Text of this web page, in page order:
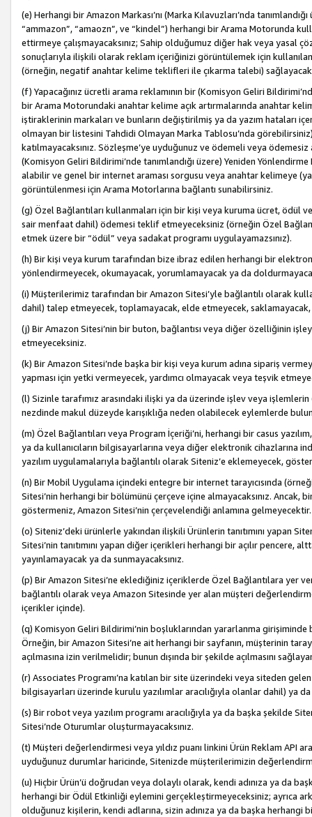
(e) Herhangi bir Amazon Markası’nı (Marka Kılavuzları’nda
“ammazon”, “amaozn”, ve “kindel”) herhangi bir Arama Motorunda
ettirmeye çalışmayacaksınız; Sahip olduğumuz diğer hak veya yasal
sonuçlarıyla ilişkili olarak reklam içeriğinizi görüntülemek için
(örneğin, negatif anahtar kelime teklifleri ile çıkarma talebi)
(f) Yapacağınız ücretli arama reklamının bir (Komisyon Geliri
bir Arama Motorundaki anahtar kelime açık artırmalarında anahtar
iştiraklerinin markaları ve bunların değiştirilmiş ya da yazım hataları
olmayan bir listesini Tahdidi Olmayan Marka Tablosu’nda
katılmayacaksınız. Sözleşme’ye uyduğunuz ve ödemeli veya
(Komisyon Geliri Bildirimi’nde tanımlandığı üzere) Yeniden
alabilir ve genel bir internet araması sorgusu veya anahtar kelimeye
görüntülenmesi için Arama Motorlarına bağlantı sunabilirsiniz.
(g) Özel Bağlantıları kullanmaları için bir kişi veya kuruma ücret, ödül
sair menfaat dahil) ödemesi teklif etmeyeceksiniz (örneğin Özel
etmek üzere bir “ödül” veya sadakat programı uygulayamazsınız).
(h) Bir kişi veya kurum tarafından bize ibraz edilen herhangi bir
yönlendirmeyecek, okumayacak, yorumlamayacak ya da
(i) Müşterilerimiz tarafından bir Amazon Sitesi’yle bağlantılı olarak
dahil) talep etmeyecek, toplamayacak, elde etmeyecek,
(j) Bir Amazon Sitesi’nin bir buton, bağlantısı veya diğer özelliğinin
etmeyeceksiniz.
(k) Bir Amazon Sitesi’nde başka bir kişi veya kurum adına sipariş
yapması için yetki vermeyecek, yardımcı olmayacak veya teşvik
(l) Sizinle tarafımız arasındaki ilişki ya da üzerinde işlev veya
nezdinde makul düzeyde karışıklığa neden olabilecek eylemlerde
(m) Özel Bağlantıları veya Program İçeriği’ni, herhangi bir casus
ya da kullanıcıların bilgisayarlarına veya diğer elektronik
yazılım uygulamalarıyla bağlantılı olarak Siteniz’e eklemeyecek,
(n) Bir Mobil Uygulama içindeki entegre bir internet tarayıcısında
Sitesi’nin herhangi bir bölümünü çerçeve içine almayacaksınız. Ancak,
göstermeniz, Amazon Sitesi’nin çerçevelendiği anlamına gelmeyecektir.
(o) Siteniz’deki ürünlerle yakından ilişkili Ürünlerin tanıtımını yapan
Sitesi’nin tanıtımını yapan diğer içerikleri herhangi bir açılır pencere,
yayınlamayacak ya da sunmayacaksınız.
(p) Bir Amazon Sitesi’ne eklediğiniz içeriklerde Özel Bağlantılara yer
bağlantılı olarak veya Amazon Sitesinde yer alan müşteri
içerikler içinde).
(q) Komisyon Geliri Bildirimi’nin boşluklarından yararlanma
Örneğin, bir Amazon Sitesi’ne ait herhangi bir sayfanın, müşterinin
açılmasına izin verilmelidir; bunun dışında bir şekilde açılmasını
(r) Associates Programı’na katılan bir site üzerindeki veya siteden
bilgisayarları üzerinde kurulu yazılımlar aracılığıyla olanlar dahil) ya
(s) Bir robot veya yazılım programı aracılığıyla ya da başka şekilde
Sitesi’nde Oturumlar oluşturmayacaksınız.
(t) Müşteri değerlendirmesi veya yıldız puanı linkini Ürün Reklam API
uyduğunuz durumlar haricinde, Sitenizde müşterilerimizin
(u) Hiçbir Ürün’ü doğrudan veya dolaylı olarak, kendi adınıza ya da
herhangi bir Ödül Etkinliği eylemini gerçekleştirmeyeceksiniz; ayrıca
olduğunuz kişilerin, kendi adlarına, sizin adınıza ya da başka herhangi